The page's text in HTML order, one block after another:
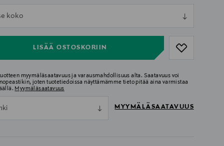
koko
LISÄÄ OSTOSKORIIN
myymäläsaatavuus ja varausmahdollisuus alta. Saatavuus voi
joten tuotetiedoissa näyttämämme tieto pitää aina varmistaa
Myymäläsaatavuus
MYYMÄLÄSAATAVUUS